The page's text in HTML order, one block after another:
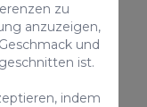
zu
anzuzeigen,
und
ist.
indem